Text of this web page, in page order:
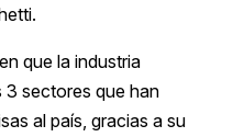
que la industria
3 sectores que han
al país, gracias a su